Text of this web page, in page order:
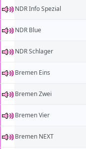
NDR Info Spezial
NDR Blue
NDR Schlager
Bremen Eins
Bremen Zwei
Bremen Vier
Bremen NEXT